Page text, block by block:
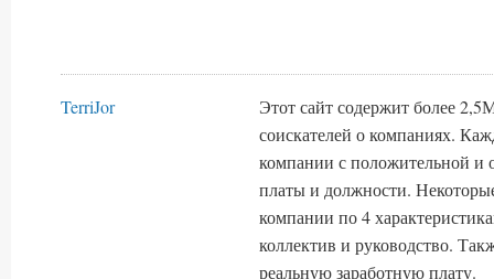
TerriJor
Этот сайт содержит более
соискателей о компаниях.
компании с положительной и
платы и должности.
компании по 4
коллектив и руководство.
реальную заработную плату.